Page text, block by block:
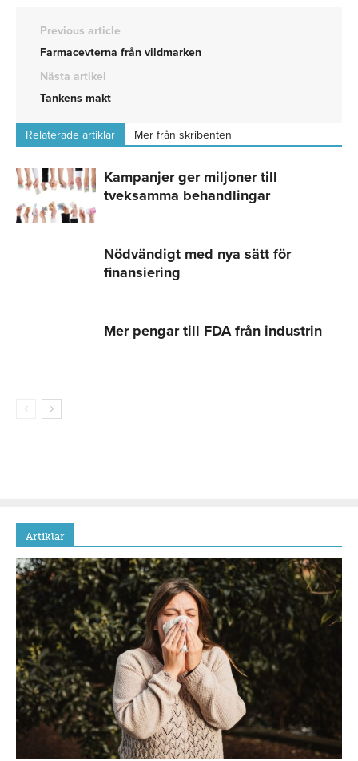
Previous article
Farmacevterna från vildmarken
Nästa artikel
Tankens makt
Relaterade artiklar Mer från skribenten
Kampanjer ger miljoner till
tveksamma behandlingar
Nödvändigt med nya sätt för
finansiering
Mer pengar till FDA från industrin
Artiklar